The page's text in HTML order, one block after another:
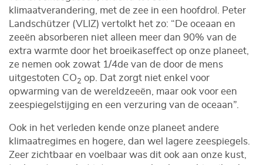
klimaatverandering, met de zee in een hoofdrol. Peter
Landschützer (VLIZ) vertolkt het zo: “De oceaan en
zeeën absorberen niet alleen meer dan 90% van de
extra warmte door het broeikaseffect op onze planeet,
ze nemen ook zowat 1/4de van de door de mens
uitgestoten CO2 op. Dat zorgt niet enkel voor
opwarming van de wereldzeeën, maar ook voor een
zeespiegelstijging en een verzuring van de oceaan”.
Ook in het verleden kende onze planeet andere
klimaatregimes en hogere, dan wel lagere zeespiegels.
Zeer zichtbaar en voelbaar was dit ook aan onze kust,